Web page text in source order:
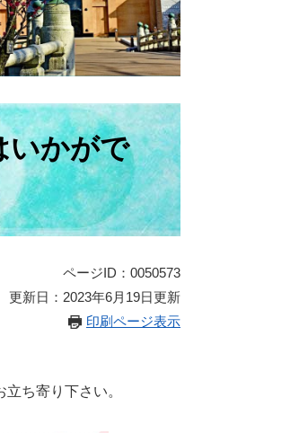
いかがで
ページID：0050573
更新日：2023年6月19日更新
印刷ページ表示
ち寄り下さい。